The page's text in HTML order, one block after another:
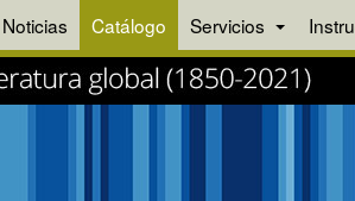
Noticias Catálogo Servicios